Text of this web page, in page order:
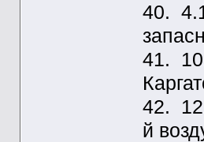
40.
41.
42.
й